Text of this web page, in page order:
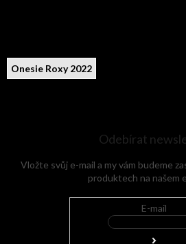
Onesie Roxy 2022
Odebírat
Vložte svůj e-mail a my vám budeme
produktech na našem
E-mail